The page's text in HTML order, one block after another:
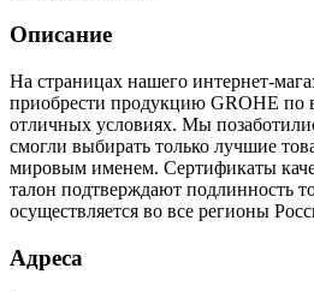
Описание
На страницах нашего интернет-
приобрести продукцию GROHE по
отличных условиях. Мы
смогли выбирать только лучшие
мировым именем. Сертификаты
талон подтверждают подлинность
осуществляется во все регионы
Адреса